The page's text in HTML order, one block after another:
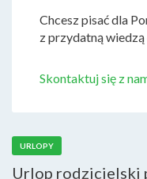
Chcesz pisać dla
z przydatną
Skontaktuj się z
URLOPY
Urlop rodzicielski